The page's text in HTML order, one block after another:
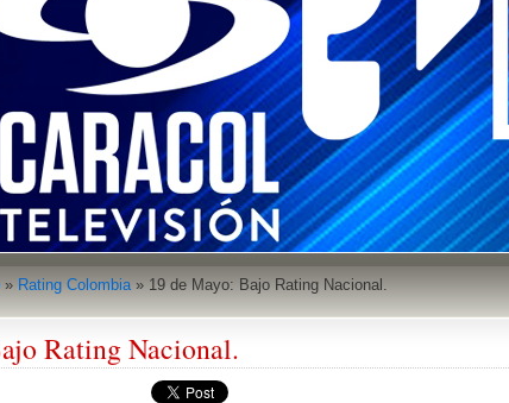
» Rating Colombia» 19 de Mayo: Bajo Rating Nacional.
Rating Nacional.